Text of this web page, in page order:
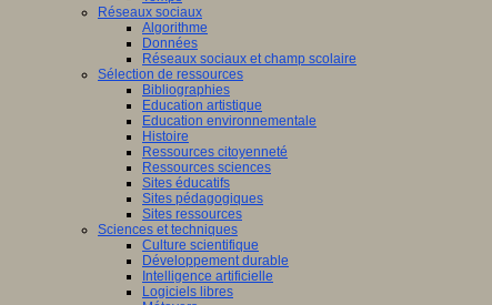
Réseaux sociaux
Algorithme
Données
Réseaux sociaux et champ scolaire
Sélection de ressources
Bibliographies
Education artistique
Education environnementale
Histoire
Ressources citoyenneté
Ressources sciences
Sites éducatifs
Sites pédagogiques
Sites ressources
Sciences et techniques
Culture scientifique
Développement durable
Intelligence artificielle
Logiciels libres